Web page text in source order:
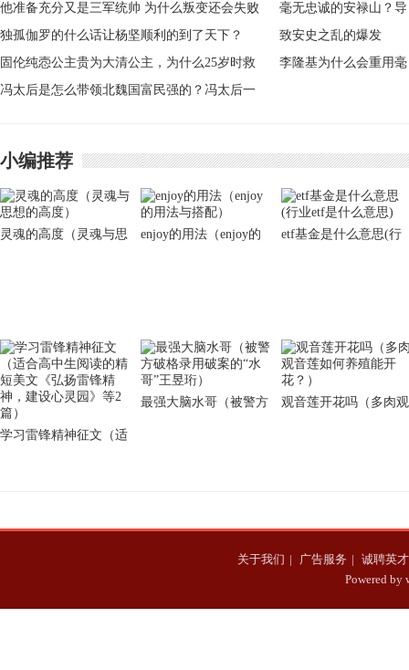
死
他准备充分又是三军统帅 为什么叛变还会失败
呢
独孤伽罗的什么话让杨坚顺利的到了天下？
固伦纯悫公主贵为大清公主，为什么25岁时救
去世了？
冯太后是怎么带领北魏国富民强的？冯太后一
李隆基为什么会重用毫
小编推荐
灵魂的高度（灵魂与思
enjoy的用法（enjoy的
etf基金是什么意思(行
学习雷锋精神征文（适
最强大脑水哥（被警方
观音莲开花吗（多肉观
关于我们 | 广告服务 | 诚聘英才
Powered by